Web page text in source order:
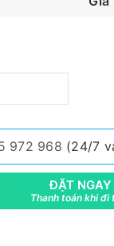
972 968 (24/7
ĐẶT NGAY
Thanh toán khi đi